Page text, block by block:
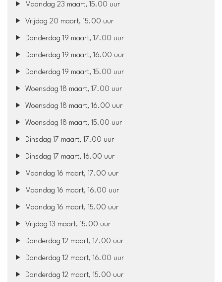
Maandag 23 maart, 15.00 uur
Vrijdag 20 maart, 15.00 uur
Donderdag 19 maart, 17.00 uur
Donderdag 19 maart, 16.00 uur
Donderdag 19 maart, 15.00 uur
Woensdag 18 maart, 17.00 uur
Woensdag 18 maart, 16.00 uur
Woensdag 18 maart, 15.00 uur
Dinsdag 17 maart, 17.00 uur
Dinsdag 17 maart, 16.00 uur
Maandag 16 maart, 17.00 uur
Maandag 16 maart, 16.00 uur
Maandag 16 maart, 15.00 uur
Vrijdag 13 maart, 15.00 uur
Donderdag 12 maart, 17.00 uur
Donderdag 12 maart, 16.00 uur
Donderdag 12 maart, 15.00 uur